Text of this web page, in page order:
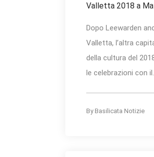
Valletta 2018 a
Dopo Leewarden
Valletta, l’altra
della cultura del
le celebrazioni con
By Basilicata Notizie